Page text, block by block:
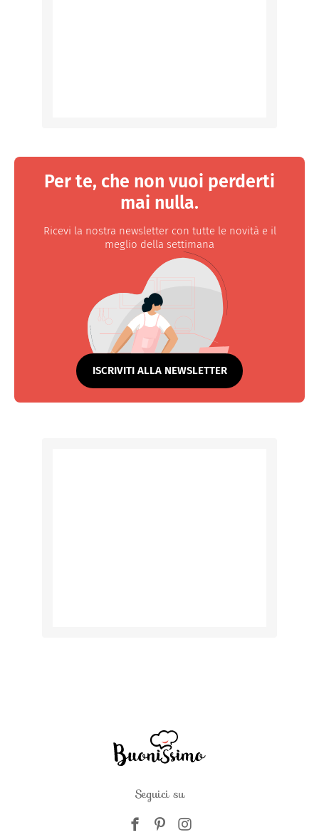
Per te, che non vuoi perderti
mai nulla.
Ricevi la nostra newsletter con tutte le novità e il
meglio della settimana
ISCRIVITI ALLA NEWSLETTER
Seguici su